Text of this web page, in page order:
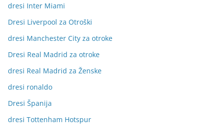
dresi Inter Miami
Dresi Liverpool za Otroški
dresi Manchester City za otroke
Dresi Real Madrid za otroke
dresi Real Madrid za Ženske
dresi ronaldo
Dresi Španija
dresi Tottenham Hotspur